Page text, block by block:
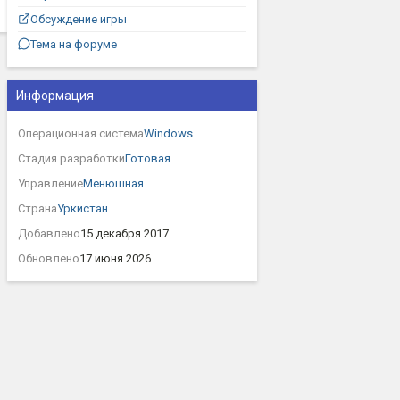
Обсуждение игры
Тема на форуме
Информация
Операционная системаWindows
Стадия разработкиГотовая
УправлениеМенюшная
СтранаУркистан
Добавлено15 декабря 2017
Обновлено17 июня 2026